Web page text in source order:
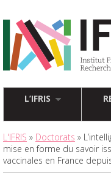
L’IFRIS
L'IFRIS » Doctorats »
mise en forme du savoir
vaccinales en France